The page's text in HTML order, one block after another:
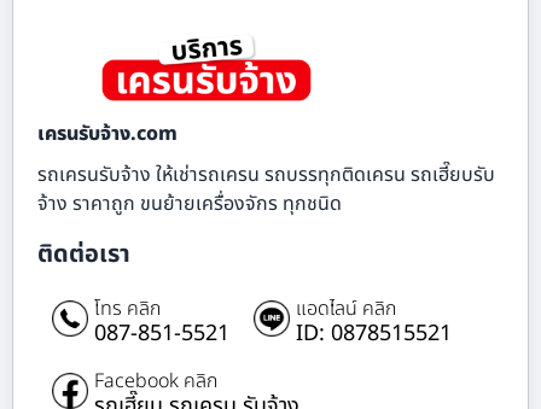
เครนรับจ้าง.com
รถเครนรับจ้าง ให้เช่ารถเครน รถบรรทุกติดเครน รถเฮี๊ยบรับ
จ้าง ราคาถูก ขนย้ายเครื่องจักร ทุกชนิด
ติดต่อเรา
โทร คลิก
087-851-5521
แอดไลน์ คลิก
ID: 0878515521
Facebook คลิก